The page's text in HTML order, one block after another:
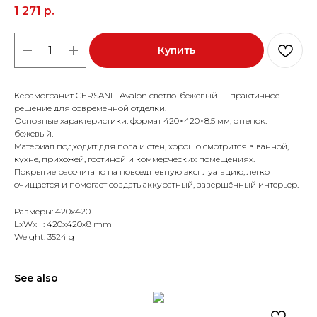
1 271 р.
Купить
Керамогранит CERSANIT Avalon светло-бежевый — практичное
решение для современной отделки.
Основные характеристики: формат 420×420×8.5 мм, оттенок:
бежевый.
Материал подходит для пола и стен, хорошо смотрится в ванной,
кухне, прихожей, гостиной и коммерческих помещениях.
Покрытие рассчитано на повседневную эксплуатацию, легко
очищается и помогает создать аккуратный, завершённый интерьер.
Размеры: 420x420
LxWxH: 420x420x8 mm
Weight: 3524 g
See also